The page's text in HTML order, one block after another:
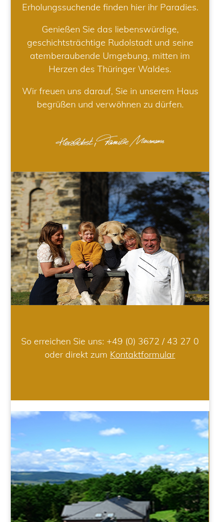
Erholungssuchende finden hier ihr Paradies.
Genießen Sie das liebenswürdige,
geschichtsträchtige Rudolstadt und seine
atemberaubende Umgebung, mitten im
Herzen des Thüringer Waldes.
Wir freuen uns darauf, Sie in unserem Haus
begrüßen und verwöhnen zu dürfen.
So erreichen Sie uns: +49 (0) 3672 / 43 27 0
oder direkt zum Kontaktformular
HOTEL